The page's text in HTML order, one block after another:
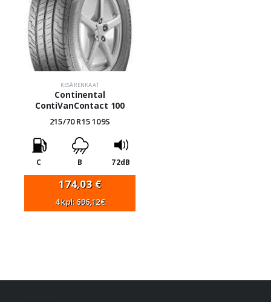
KESÄRENKAAT
Continental
ContiVanContact 100
215/70 R15 109S
C B 72dB
174,03 €
4 kpl: 696,12€